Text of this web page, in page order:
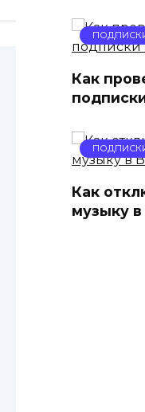
Как
Как
музыку